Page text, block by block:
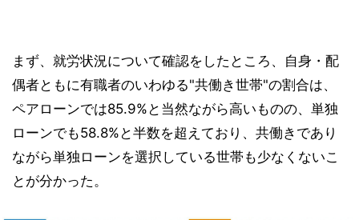
まず、就労状況について確認をしたところ、自身・配
偶者ともに有職者のいわゆる"共働き世帯"の割合は、
ペアローンでは85.9%と当然ながら高いものの、単独
ローンでも58.8%と半数を超えており、共働きであり
ながら単独ローンを選択している世帯も少なくないこ
とが分かった。